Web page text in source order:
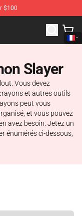
$100
no Yaiba
Slayer
Vous devez
et autres outils
peut vous
et vous pouvez
avez besoin. Jetez un
énumérés ci-dessous,